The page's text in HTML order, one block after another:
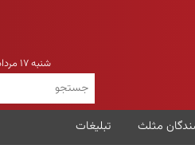
شنبه ۱۷ مرداد ۱۴۰۵
مثلث تبلیغات